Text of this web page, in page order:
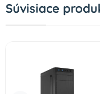
Súvisiace